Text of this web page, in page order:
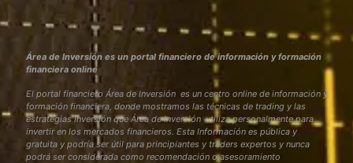
Área de Inversión es un portal financiero de información y formación
financiera online
El portal financiero Área de Inversión es un centro online de información y
formación financiera, donde mostramos las técnicas de trading y las
estrategias inversión que Área de Inversión utiliza personalmente para
invertir en los mercados financieros. Esta Información es pública y
gratuita y podría ser útil para principiantes y traders expertos y nunca
podrá ser considerada como recomendación o asesoramiento